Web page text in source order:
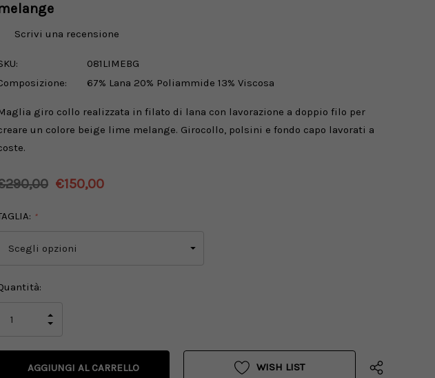
Scrivi una recensione
081LIMEBG
67% Lana 20% Poliammide 13% Viscosa
giro collo realizzata in filato di lana con lavorazione a doppio filo per
un colore beige lime melange. Girocollo, polsini e fondo capo lavorati a
€150,00
*
QUANTITÀ
UNDEFINED
AUMENTA
DI
WISH LIST